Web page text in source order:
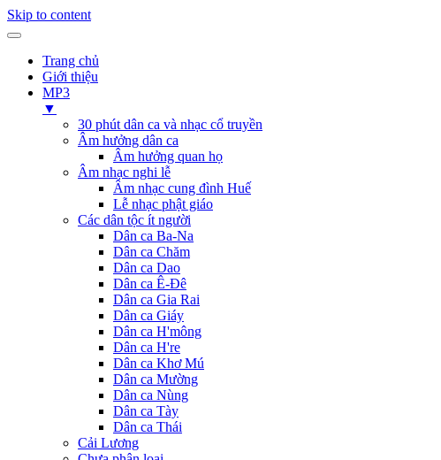
Skip to content
Trang chủ
Giới thiệu
MP3
▼
30 phút dân ca và nhạc cổ truyền
Âm hưởng dân ca
Âm hưởng quan họ
Âm nhạc nghi lễ
Âm nhạc cung đình Huế
Lễ nhạc phật giáo
Các dân tộc ít người
Dân ca Ba-Na
Dân ca Chăm
Dân ca Dao
Dân ca Ê-Đê
Dân ca Gia Rai
Dân ca Giáy
Dân ca H'mông
Dân ca H're
Dân ca Khơ Mú
Dân ca Mường
Dân ca Nùng
Dân ca Tày
Dân ca Thái
Cải Lương